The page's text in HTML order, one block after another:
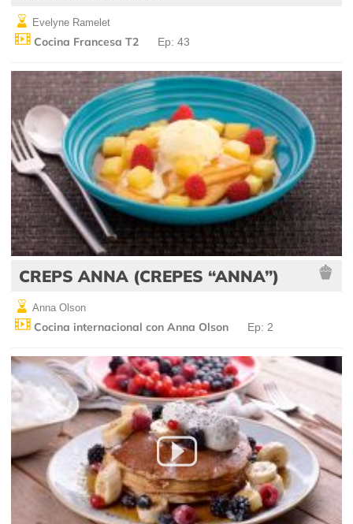
Evelyne Ramelet
Cocina Francesa T2 Ep: 43
CREPS ANNA (CREPES “ANNA”)
Anna Olson
Cocina internacional con Anna Olson Ep: 2